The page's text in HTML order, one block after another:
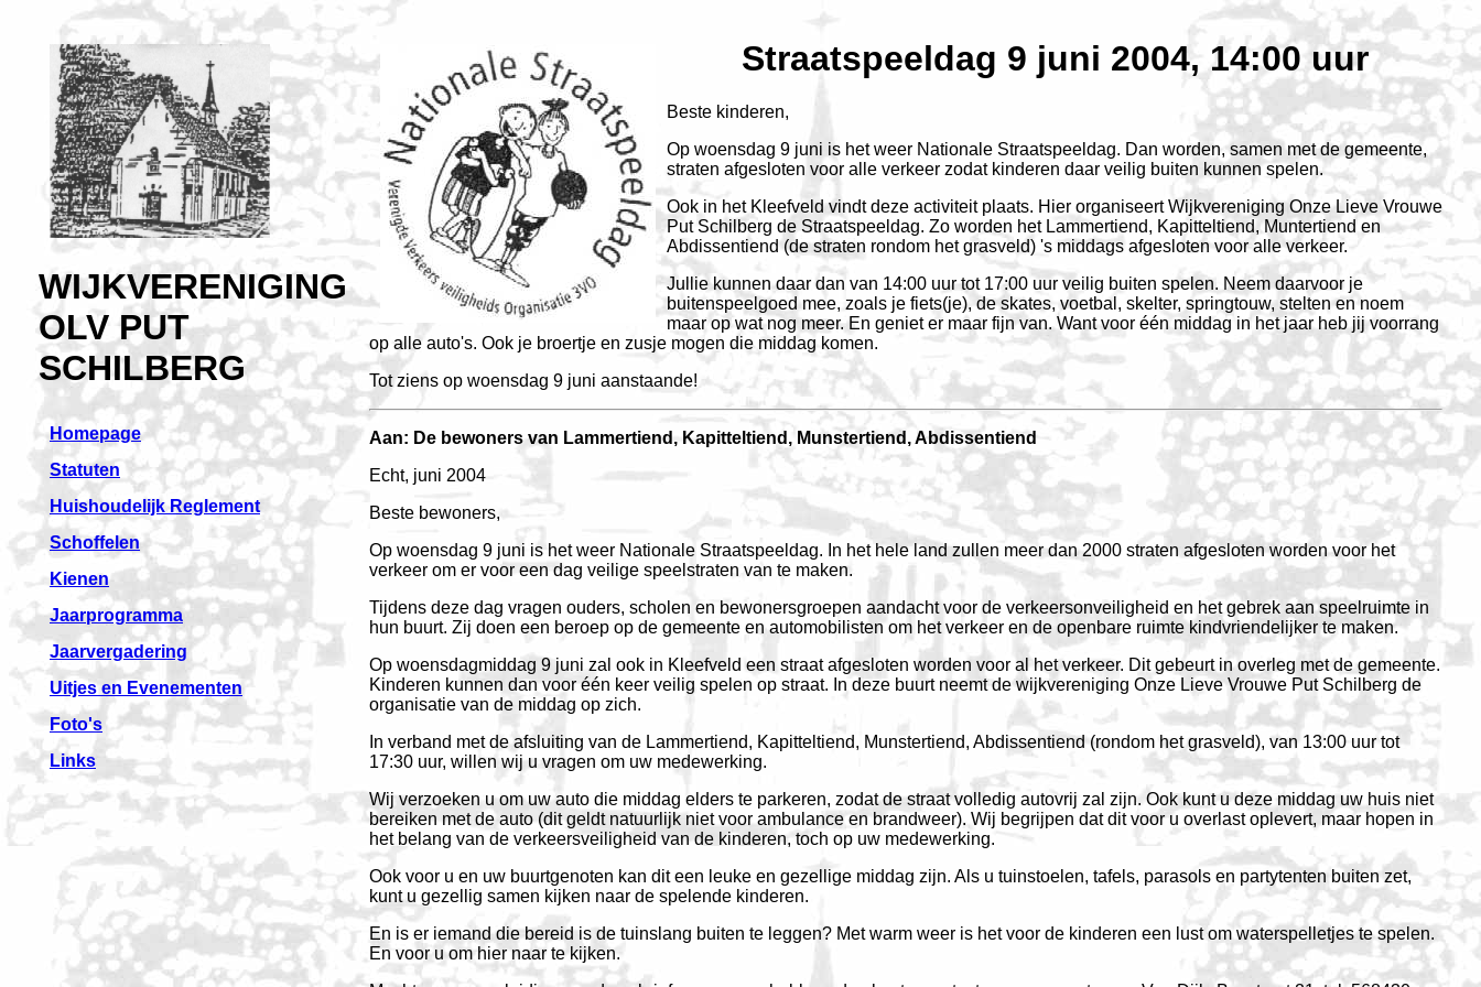
WIJKVERENIGING
OLV PUT
SCHILBERG
Homepage
Statuten
Huishoudelijk Reglement
Schoffelen
Kienen
Jaarprogramma
Jaarvergadering
Uitjes en Evenementen
Foto's
Links
Straatspeeldag 9 juni 2004, 14:00 uur
Beste kinderen,
Op woensdag 9 juni is het weer Nationale Straatspeeldag. Dan worden, samen met de gemeente,
straten afgesloten voor alle verkeer zodat kinderen daar veilig buiten kunnen spelen.
Ook in het Kleefveld vindt deze activiteit plaats. Hier organiseert Wijkvereniging Onze Lieve Vrouwe
Put Schilberg de Straatspeeldag. Zo worden het Lammertiend, Kapitteltiend, Muntertiend en
Abdissentiend (de straten rondom het grasveld) 's middags afgesloten voor alle verkeer.
Jullie kunnen daar dan van 14:00 uur tot 17:00 uur veilig buiten spelen. Neem daarvoor je
buitenspeelgoed mee, zoals je fiets(je), de skates, voetbal, skelter, springtouw, stelten en noem
maar op wat nog meer. En geniet er maar fijn van. Want voor één middag in het jaar heb jij voorrang
op alle auto's. Ook je broertje en zusje mogen die middag komen.
Tot ziens op woensdag 9 juni aanstaande!
Aan: De bewoners van Lammertiend, Kapitteltiend, Munstertiend, Abdissentiend
Echt, juni 2004
Beste bewoners,
Op woensdag 9 juni is het weer Nationale Straatspeeldag. In het hele land zullen meer dan 2000 straten afgesloten worden voor het
verkeer om er voor een dag veilige speelstraten van te maken.
Tijdens deze dag vragen ouders, scholen en bewonersgroepen aandacht voor de verkeersonveiligheid en het gebrek aan speelruimte in
hun buurt. Zij doen een beroep op de gemeente en automobilisten om het verkeer en de openbare ruimte kindvriendelijker te maken.
Op woensdagmiddag 9 juni zal ook in Kleefveld een straat afgesloten worden voor al het verkeer. Dit gebeurt in overleg met de gemeente.
Kinderen kunnen dan voor één keer veilig spelen op straat. In deze buurt neemt de wijkvereniging Onze Lieve Vrouwe Put Schilberg de
organisatie van de middag op zich.
In verband met de afsluiting van de Lammertiend, Kapitteltiend, Munstertiend, Abdissentiend (rondom het grasveld), van 13:00 uur tot
17:30 uur, willen wij u vragen om uw medewerking.
Wij verzoeken u om uw auto die middag elders te parkeren, zodat de straat volledig autovrij zal zijn. Ook kunt u deze middag uw huis niet
bereiken met de auto (dit geldt natuurlijk niet voor ambulance en brandweer). Wij begrijpen dat dit voor u overlast oplevert, maar hopen in
het belang van de verkeersveiligheid van de kinderen, toch op uw medewerking.
Ook voor u en uw buurtgenoten kan dit een leuke en gezellige middag zijn. Als u tuinstoelen, tafels, parasols en partytenten buiten zet,
kunt u gezellig samen kijken naar de spelende kinderen.
En is er iemand die bereid is de tuinslang buiten te leggen? Met warm weer is het voor de kinderen een lust om waterspelletjes te spelen.
En voor u om hier naar te kijken.